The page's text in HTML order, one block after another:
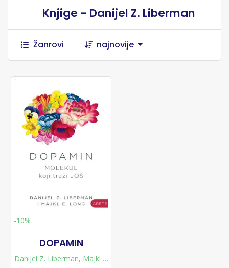
Knjige - Danijel Z. Liberman
Žanrovi najnovije
-10%
DOPAMIN
Danijel Z. Liberman, Majkl E.